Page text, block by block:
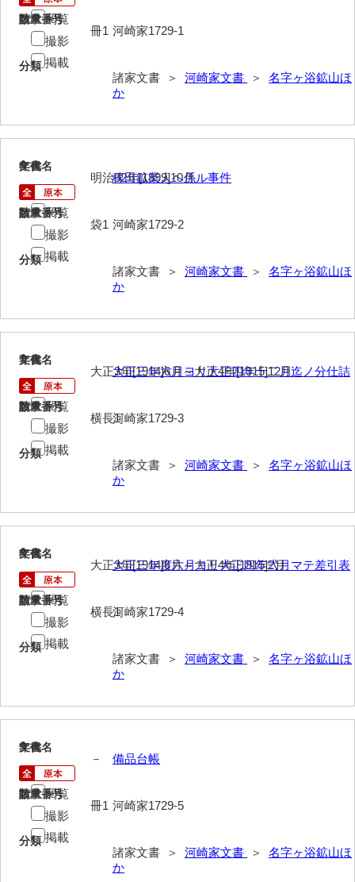
内海家文書
馬屋原家文書
江浪家文書
相木家文書
大谷家文書
大野毛利家文書
大本氏収集文書
岡家文書（福栄村）
岡田家文書（徳地町）
岡田家文書（萩市）
岡藤家文書
岡本家文書（周防大島町）
小川家文書
尾崎家文書
尾崎家文書（防府市）
小沢家文書（阿東町）
請求番号
河崎家1729-1
分類
諸家文書 ＞ 河崎家文書 ＞ 名字ヶ浴鉱山ほ
か
数量
冊1
閲覧
撮影
掲載
6
文書名
稗田鉱業人ヘ係ル事件
請求番号
河崎家1729-2
分類
諸家文書 ＞ 河崎家文書 ＞ 名字ヶ浴鉱山ほ
か
年代
明治32年[1899]10月
数量
袋1
閲覧
撮影
掲載
7
文書名
大正三年六月ヨリ大正四年十二月迄ノ分仕詰
請求番号
河崎家1729-3
分類
諸家文書 ＞ 河崎家文書 ＞ 名字ヶ浴鉱山ほ
か
年代
大正3年[1914]6月～大正4年[1915]12月
数量
横長1
閲覧
撮影
掲載
8
文書名
大正三年度六月ヨリ大正四年弐月マテ差引表
請求番号
河崎家1729-4
分類
諸家文書 ＞ 河崎家文書 ＞ 名字ヶ浴鉱山ほ
か
年代
大正3年[1914]6月～大正4年[1915]2月
数量
横長1
閲覧
撮影
掲載
9
文書名
備品台帳
請求番号
河崎家1729-5
分類
諸家文書 ＞ 河崎家文書 ＞ 名字ヶ浴鉱山ほ
か
年代
－
数量
冊1
閲覧
撮影
掲載